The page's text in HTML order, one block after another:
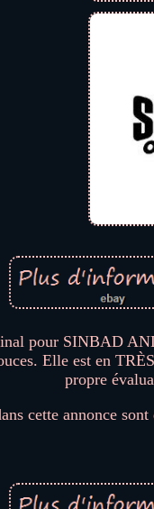
pour SINBAD
Elle est en
propre
cette annonce